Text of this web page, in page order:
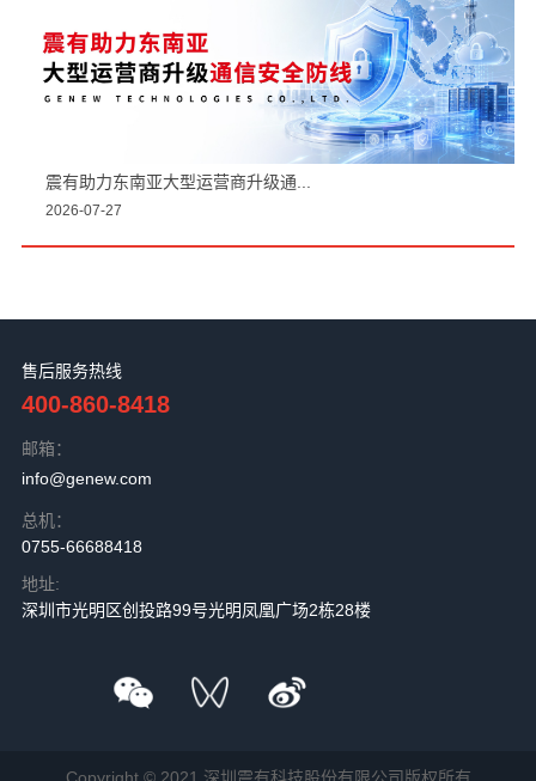
震有助力东南亚大型运营商升级通...
2026-07-27
售后服务热线
400-860-8418
邮箱：
info@genew.com
总机：
0755-66688418
地址:
深圳市光明区创投路99号光明凤凰广场2栋28楼